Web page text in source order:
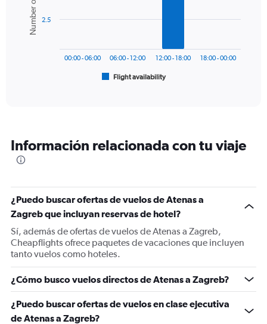
displaying
values.
Range:
bars.
The
categories.
The
Y
axis
displaying
Number
of
flights.
0
to
7.5.
Flight availability
00:00 - 06:00 06:00 - 12:00 12:00 - 18:00 18:00 - 00:00
2.5
Información relacionada con tu viaje
¿Puedo buscar ofertas de vuelos de Atenas a
Zagreb que incluyan reservas de hotel?
Sí, además de ofertas de vuelos de Atenas a Zagreb,
Cheapflights ofrece paquetes de vacaciones que incluyen
tanto vuelos como hoteles.
¿Cómo busco vuelos directos de Atenas a Zagreb?
¿Puedo buscar ofertas de vuelos en clase ejecutiva
de Atenas a Zagreb?